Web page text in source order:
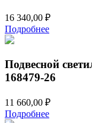
16 340,00 ₽
Подробнее
Подвесной
168479-26
11 660,00 ₽
Подробнее